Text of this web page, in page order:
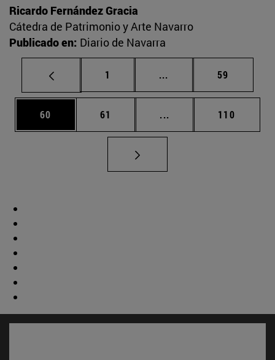
Ricardo Fernández Gracia
Cátedra de Patrimonio y Arte Navarro
Publicado en: Diario de Navarra
Página
1 ... Páginas intermedias
Página
59
Página
60 Página
61 ... Páginas intermedias
Página
110